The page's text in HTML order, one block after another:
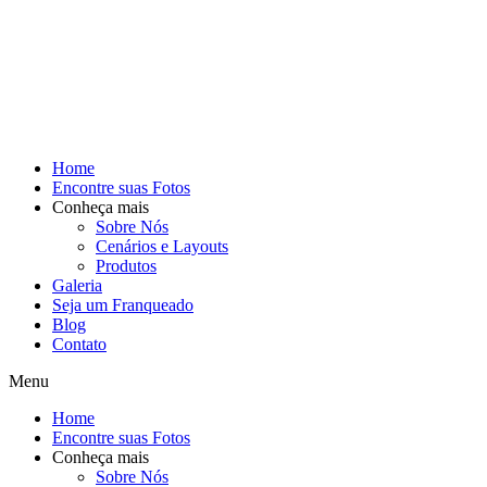
Home
Encontre suas Fotos
Conheça mais
Sobre Nós
Cenários e Layouts
Produtos
Galeria
Seja um Franqueado
Blog
Contato
Menu
Home
Encontre suas Fotos
Conheça mais
Sobre Nós